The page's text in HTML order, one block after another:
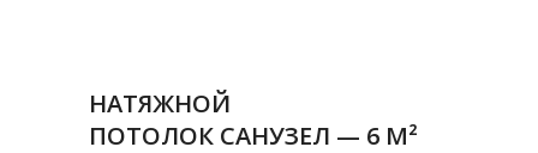
НАТЯЖНОЙ
ПОТОЛОК САНУЗЕЛ — 6 М²